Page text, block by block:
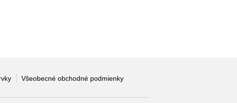
Všeobecné obchodné podmienky